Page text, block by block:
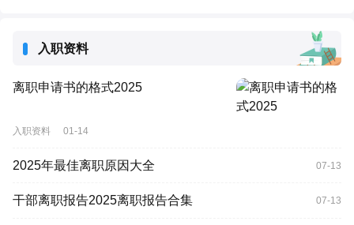
入职资料
离职申请书的格式2025
入职资料 01-14
2025年最佳离职原因大全 07-13
干部离职报告2025离职报告合集 07-13